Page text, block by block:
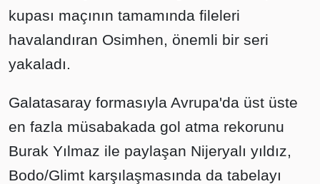
kupası maçının tamamında fileleri
havalandıran Osimhen, önemli bir seri
yakaladı.
Galatasaray formasıyla Avrupa'da üst üste
en fazla müsabakada gol atma rekorunu
Burak Yılmaz ile paylaşan Nijeryalı yıldız,
Bodo/Glimt karşılaşmasında da tabelayı